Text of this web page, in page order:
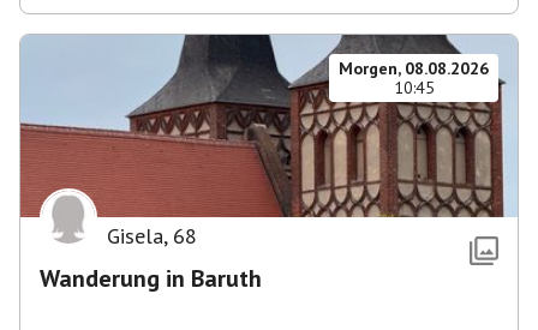
Morgen, 08.08.2026
10:45
Gisela, 68
Wanderung in Baruth